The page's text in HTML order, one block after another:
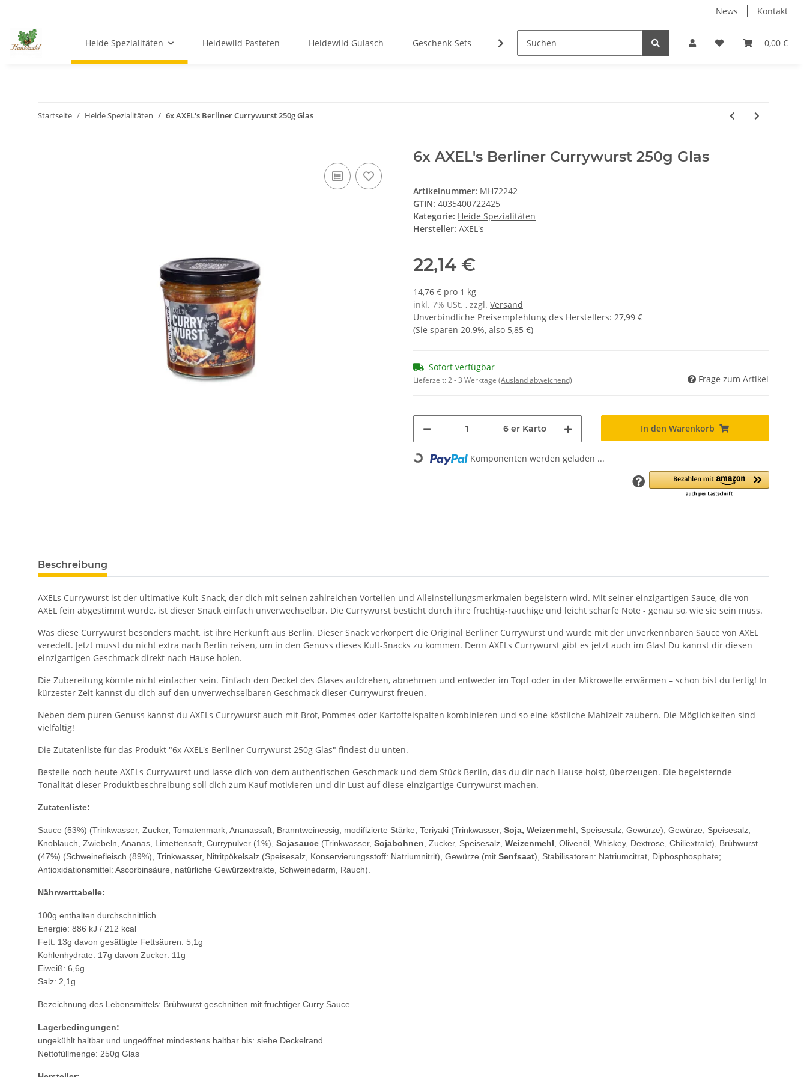
News Kontakt
0,00 €
Heide Spezialitäten Heidewild Pasteten Heidewild Gulasch Geschenk-Sets Hubertuswild
Startseite Heide Spezialitäten 6x AXEL's Berliner Currywurst 250g Glas
6x AXEL's Berliner Currywurst 250g Glas
Artikelnummer: MH72242
GTIN: 4035400722425
Kategorie: Heide Spezialitäten
Hersteller: AXEL's
22,14 €
14,76 € pro 1 kg
inkl. 7% USt. , zzgl. Versand
Unverbindliche Preisempfehlung des Herstellers: 27,99 €
(Sie sparen 20.9%, also 5,85 €)
Sofort verfügbar
Lieferzeit:2 - 3 Werktage (Ausland abweichend) Frage zum Artikel
6 er Karto In den Warenkorb
Loading... Komponenten werden geladen ...
Beschreibung
AXELs Currywurst ist der ultimative Kult-Snack, der dich mit seinen zahlreichen Vorteilen und Alleinstellungsmerkmalen begeistern wird. Mit seiner einzigartigen Sauce, die von
AXEL fein abgestimmt wurde, ist dieser Snack einfach unverwechselbar. Die Currywurst besticht durch ihre fruchtig-rauchige und leicht scharfe Note - genau so, wie sie sein muss.
Was diese Currywurst besonders macht, ist ihre Herkunft aus Berlin. Dieser Snack verkörpert die Original Berliner Currywurst und wurde mit der unverkennbaren Sauce von AXEL
veredelt. Jetzt musst du nicht extra nach Berlin reisen, um in den Genuss dieses Kult-Snacks zu kommen. Denn AXELs Currywurst gibt es jetzt auch im Glas! Du kannst dir diesen
einzigartigen Geschmack direkt nach Hause holen.
Die Zubereitung könnte nicht einfacher sein. Einfach den Deckel des Glases aufdrehen, abnehmen und entweder im Topf oder in der Mikrowelle erwärmen – schon bist du fertig! In
kürzester Zeit kannst du dich auf den unverwechselbaren Geschmack dieser Currywurst freuen.
Neben dem puren Genuss kannst du AXELs Currywurst auch mit Brot, Pommes oder Kartoffelspalten kombinieren und so eine köstliche Mahlzeit zaubern. Die Möglichkeiten sind
vielfältig!
Die Zutatenliste für das Produkt "6x AXEL's Berliner Currywurst 250g Glas" findest du unten.
Bestelle noch heute AXELs Currywurst und lasse dich von dem authentischen Geschmack und dem Stück Berlin, das du dir nach Hause holst, überzeugen. Die begeisternde
Tonalität dieser Produktbeschreibung soll dich zum Kauf motivieren und dir Lust auf diese einzigartige Currywurst machen.
Zutatenliste:
Sauce (53%) (Trinkwasser, Zucker, Tomatenmark, Ananassaft, Branntweinessig, modifizierte Stärke, Teriyaki (Trinkwasser, Soja, Weizenmehl , Speisesalz, Gewürze), Gewürze, Speisesalz,
Knoblauch, Zwiebeln, Ananas, Limettensaft, Currypulver (1%), Sojasauce (Trinkwasser, Sojabohnen , Zucker, Speisesalz, Weizenmehl , Olivenöl, Whiskey, Dextrose, Chiliextrakt), Brühwurst
(47%) (Schweinefleisch (89%), Trinkwasser, Nitritpökelsalz (Speisesalz, Konservierungsstoff: Natriumnitrit), Gewürze (mit Senfsaat), Stabilisatoren: Natriumcitrat, Diphosphosphate;
Antioxidationsmittel: Ascorbinsäure, natürliche Gewürzextrakte, Schweinedarm, Rauch).
Nährwerttabelle:
100g enthalten durchschnittlich
Energie: 886 kJ / 212 kcal
Fett: 13g davon gesättigte Fettsäuren: 5,1g
Kohlenhydrate: 17g davon Zucker: 11g
Eiweiß: 6,6g
Salz: 2,1g
Bezeichnung des Lebensmittels: Brühwurst geschnitten mit fruchtiger Curry Sauce
Lagerbedingungen:
ungekühlt haltbar und ungeöffnet mindestens haltbar bis: siehe Deckelrand
Nettofüllmenge: 250g Glas